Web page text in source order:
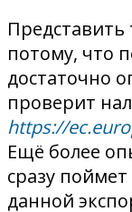
Представить
потому, что
достаточно
проверит
https://
Ещё более
сразу
данной